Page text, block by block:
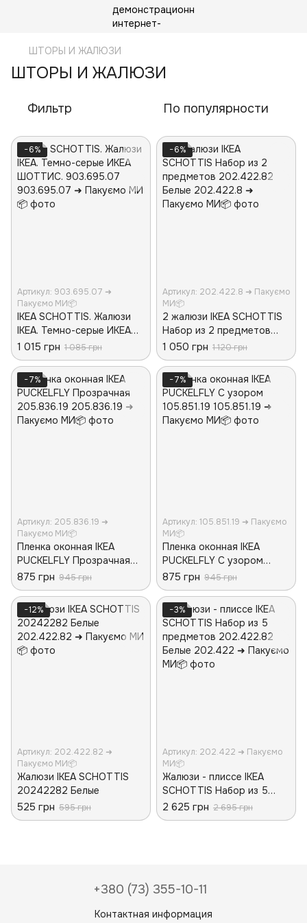
ШТОРЫ И ЖАЛЮЗИ
ШТОРЫ И ЖАЛЮЗИ
Фильтр По популярности
−6%
Артикул: 903.695.07 ➜
Пакуємо МИ📦
IKEA SCHOTTIS. Жалюзи
IKEA. Темно-серые ИКЕА
ШОТТИС. 903.695.07
1 015 грн 1 085 грн
−6%
Артикул: 202.422.8 ➜ Пакуємо
МИ📦
2 жалюзи IKEA SCHOTTIS
Набор из 2 предметов
202.422.82 Белые
1 050 грн 1 120 грн
−7%
Артикул: 205.836.19 ➜
Пакуємо МИ📦
Пленка оконная IKEA
PUCKELFLY Прозрачная
205.836.19
875 грн 945 грн
−7%
Артикул: 105.851.19 ➜ Пакуємо
МИ📦
Пленка оконная IKEA
PUCKELFLY С узором
105.851.19
875 грн 945 грн
−12%
Артикул: 202.422.82 ➜
Пакуємо МИ📦
Жалюзи IKEA SCHOTTIS
20242282 Белые
525 грн 595 грн
−3%
Артикул: 202.422 ➜ Пакуємо
МИ📦
Жалюзи - плиссе IKEA
SCHOTTIS Набор из 5
предметов 202.422.82
Белые
2 625 грн 2 695 грн
+380 (73) 355-10-11
Контактная информация